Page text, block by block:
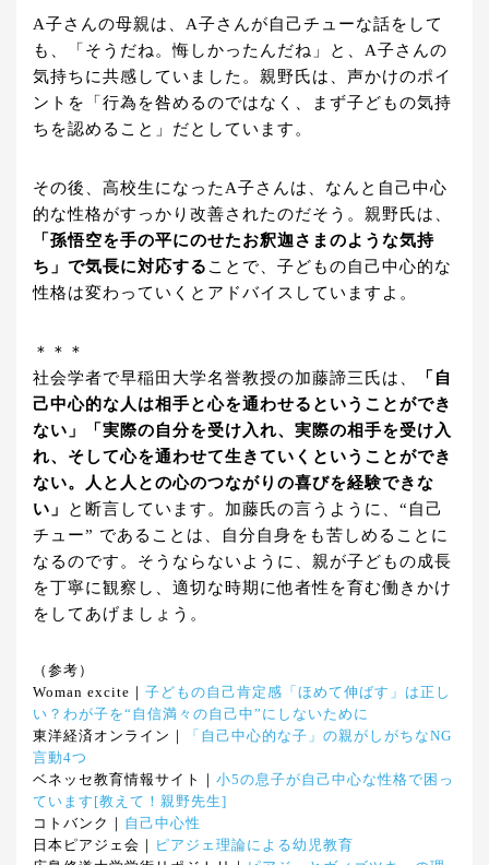
A子さんの母親は、A子さんが自己チューな話をして
も、「そうだね。悔しかったんだね」と、A子さんの
気持ちに共感していました。親野氏は、声かけのポイ
ントを「行為を咎めるのではなく、まず子どもの気持
ちを認めること」だとしています。
その後、高校生になったA子さんは、なんと自己中心
的な性格がすっかり改善されたのだそう。親野氏は、
「孫悟空を手の平にのせたお釈迦さまのような気持
ち」で気長に対応する ことで、子どもの自己中心的な
性格は変わっていくとアドバイスしていますよ。
＊＊＊
社会学者で早稲田大学名誉教授の加藤諦三氏は、
「自
己中心的な人は相手と心を通わせるということができ
ない」「実際の自分を受け入れ、実際の相手を受け入
れ、そして心を通わせて生きていくということができ
ない。人と人との心のつながりの喜びを経験できな
い」
と断言しています。加藤氏の言うように、“自己
チュー” であることは、自分自身をも苦しめることに
なるのです。そうならないように、親が子どもの成長
を丁寧に観察し、適切な時期に他者性を育む働きかけ
をしてあげましょう。
（参考）
Woman excite｜ 子どもの自己肯定感「ほめて伸ばす」は正し
い？わが子を“自信満々の自己中”にしないために
東洋経済オンライン｜
「自己中心的な子」の親がしがちなNG
言動4つ
ベネッセ教育情報サイト｜ 小5の息子が自己中心な性格で困っ
ています[教えて！親野先生]
コトバンク｜ 自己中心性
日本ピアジェ会｜
ピアジェ理論による幼児教育